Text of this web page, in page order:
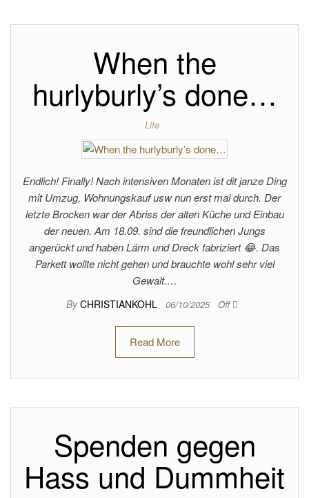
When the
hurlyburly’s done…
Life
Endlich! Finally! Nach intensiven Monaten ist dit janze Ding
mit Umzug, Wohnungskauf usw nun erst mal durch. Der
letzte Brocken war der Abriss der alten Küche und Einbau
der neuen. Am 18.09. sind die freundlichen Jungs
angerückt und haben Lärm und Dreck fabriziert 😂. Das
Parkett wollte nicht gehen und brauchte wohl sehr viel
Gewalt.…
By CHRISTIANKOHL 06/10/2025 Off
Read More
Spenden gegen
Hass und Dummheit